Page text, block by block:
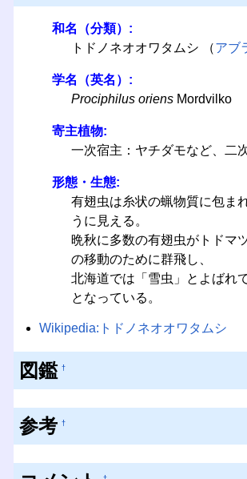
和名（分類）:
トドノネオオワタムシ （アブ
学名（英名）:
Prociphilus oriensMordvilko
寄主植物:
一次宿主：ヤチダモなど、二
形態・生態:
有翅虫は糸状の蝋物質に包ま
うに見える。
晩秋に多数の有翅虫がトドマ
の移動のために群飛し、
北海道では「雪虫」とよばれ
となっている。
Wikipedia:トドノネオオワタムシ
図鑑 †
参考 †